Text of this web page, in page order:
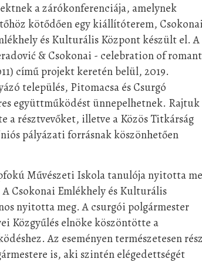
a zárókonferenciája, amelynek
kötődően egy kiállítóterem,
és Kulturális Központ készült el. A
& Csokonai - celebration of
című projekt keretén belül, 2019.
település, Pitomacsa és Csurgó
együttműködést ünnepelhetnek. Rajtuk
a résztvevőket, illetve a Közös Titkárság
pályázati forrásnak köszönhetően
Művészeti Iskola tanulója nyitotta
Csokonai Emlékhely és Kulturális
nyitotta meg. A csurgói polgármester
Közgyűlés elnöke köszöntötte a
Az eseményen természetesen
is, aki szintén elégedettségét